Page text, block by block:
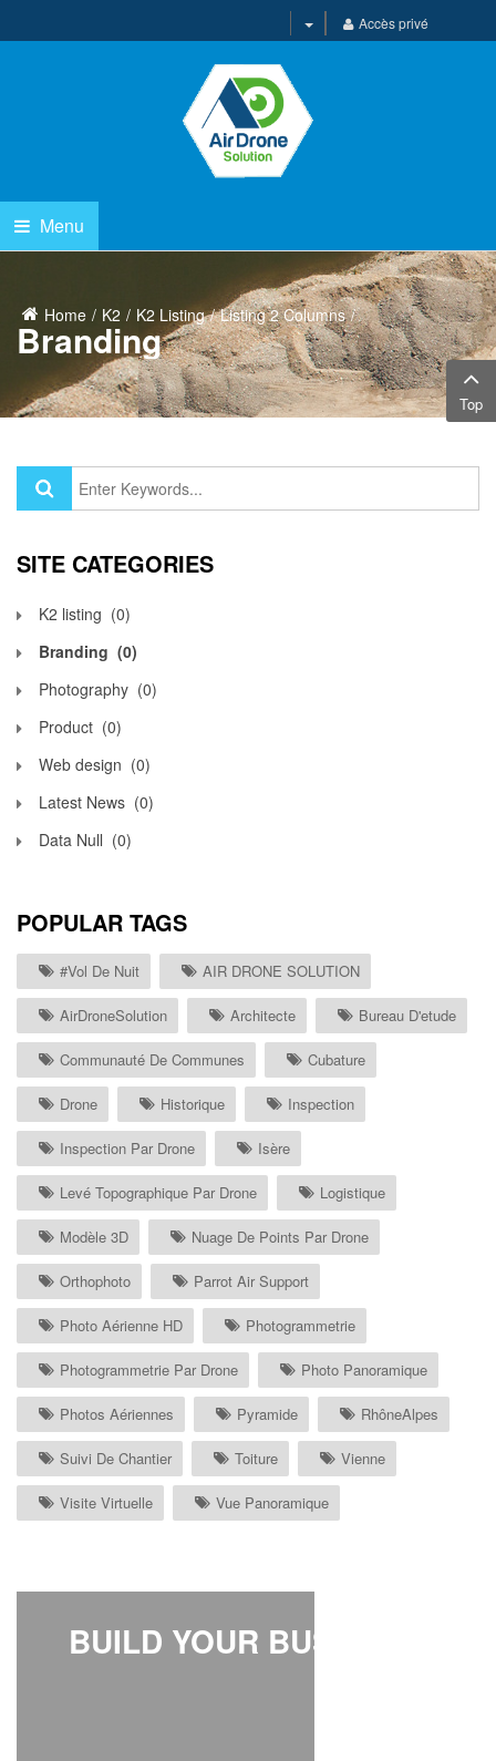
Accès privé
Menu
Home K2 K2 Listing Listing 2 Columns
Branding
SITE CATEGORIES
K2 listing (0)
Branding (0)
Photography (0)
Product (0)
Web design (0)
Latest News (0)
Data Null (0)
POPULAR TAGS
#vol De Nuit AIR DRONE SOLUTION
AirDroneSolution Architecte Bureau D'etude
Communauté De Communes Cubature
Drone Historique Inspection
Inspection Par Drone Isère
Levé Topographique Par Drone Logistique
Modèle 3D Nuage De Points Par Drone
Orthophoto Parrot Air Support
Photo Aérienne HD Photogrammetrie
Photogrammetrie Par Drone Photo Panoramique
Photos Aériennes Pyramide RhôneAlpes
Suivi De Chantier Toiture Vienne
Visite Virtuelle Vue Panoramique
BUILD YOUR BUSINESS
Top